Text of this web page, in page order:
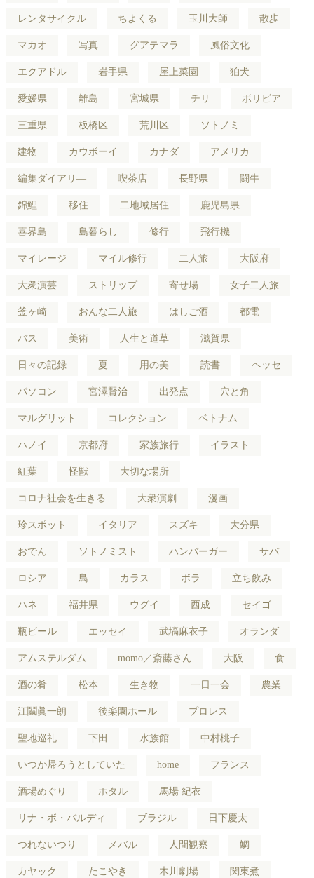
レンタサイクル ちよくる 玉川大師 散歩
マカオ 写真 グアテマラ 風俗文化
エクアドル 岩手県 屋上菜園 狛犬
愛媛県 離島 宮城県 チリ ボリビア
三重県 板橋区 荒川区 ソトノミ
建物 カウボーイ カナダ アメリカ
編集ダイアリ― 喫茶店 長野県 闘牛
錦鯉 移住 二地域居住 鹿児島県
喜界島 島暮らし 修行 飛行機
マイレージ マイル修行 二人旅 大阪府
大衆演芸 ストリップ 寄せ場 女子二人旅
釜ヶ崎 おんな二人旅 はしご酒 都電
バス 美術 人生と道草 滋賀県
日々の記録 夏 用の美 読書 ヘッセ
パソコン 宮澤賢治 出発点 穴と角
マルグリット コレクション ベトナム
ハノイ 京都府 家族旅行 イラスト
紅葉 怪獣 大切な場所
コロナ社会を生きる 大衆演劇 漫画
珍スポット イタリア スズキ 大分県
おでん ソトノミスト ハンバーガー サバ
ロシア 鳥 カラス ボラ 立ち飲み
ハネ 福井県 ウグイ 西成 セイゴ
瓶ビール エッセイ 武塙麻衣子 オランダ
アムステルダム momo／斎藤さん 大阪 食
酒の肴 松本 生き物 一日一会 農業
江鬮眞一朗 後楽園ホール プロレス
聖地巡礼 下田 水族館 中村桃子
いつか帰ろうとしていた home フランス
酒場めぐり ホタル 馬場 紀衣
リナ・ボ・バルディ ブラジル 日下慶太
つれないつり メバル 人間観察 鯛
カヤック たこやき 木川劇場 関東煮